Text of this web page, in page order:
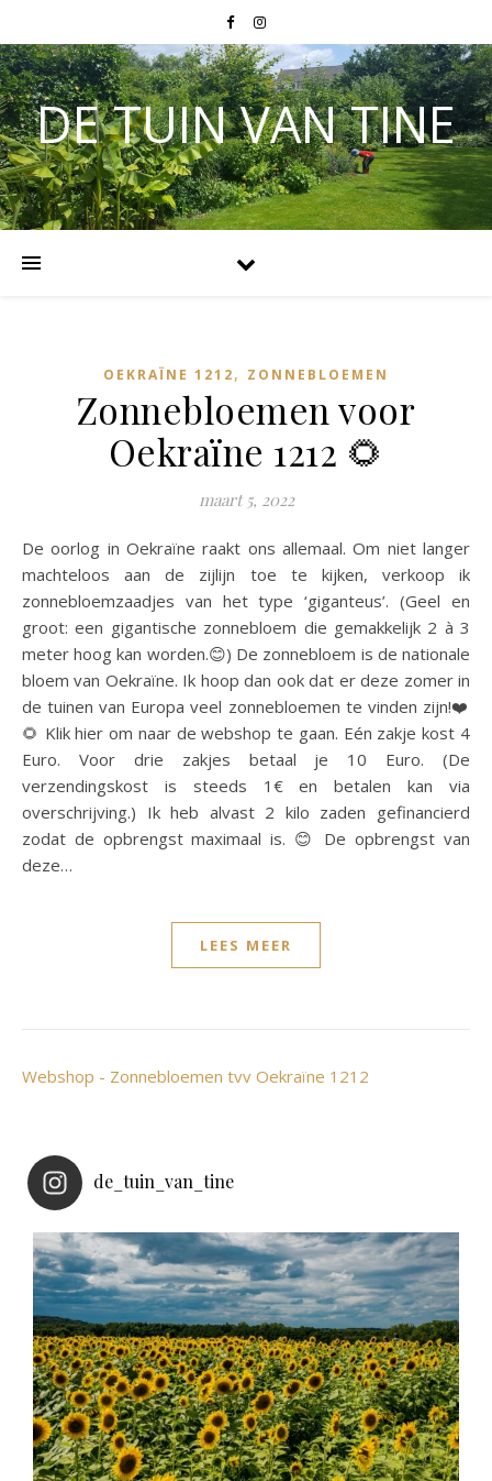
DE TUIN VAN TINE
OEKRAÏNE 1212, ZONNEBLOEMEN
Zonnebloemen voor
Oekraïne 1212 🌻
maart 5, 2022
De oorlog in Oekraïne raakt ons allemaal. Om niet langer
machteloos aan de zijlijn toe te kijken, verkoop ik
zonnebloemzaadjes van het type ‘giganteus’. (Geel en
groot: een gigantische zonnebloem die gemakkelijk 2 à 3
meter hoog kan worden.😊) De zonnebloem is de nationale
bloem van Oekraïne. Ik hoop dan ook dat er deze zomer in
de tuinen van Europa veel zonnebloemen te vinden zijn!❤️
🌻 Klik hier om naar de webshop te gaan. Eén zakje kost 4
Euro. Voor drie zakjes betaal je 10 Euro. (De
verzendingskost is steeds 1€ en betalen kan via
overschrijving.) Ik heb alvast 2 kilo zaden gefinancierd
zodat de opbrengst maximaal is. 😊 De opbrengst van
deze…
LEES MEER
Webshop - Zonnebloemen tvv Oekraïne 1212
de_tuin_van_tine